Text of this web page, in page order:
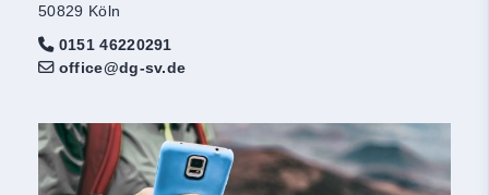
50829 Köln
0151 46220291
office@dg-sv.de